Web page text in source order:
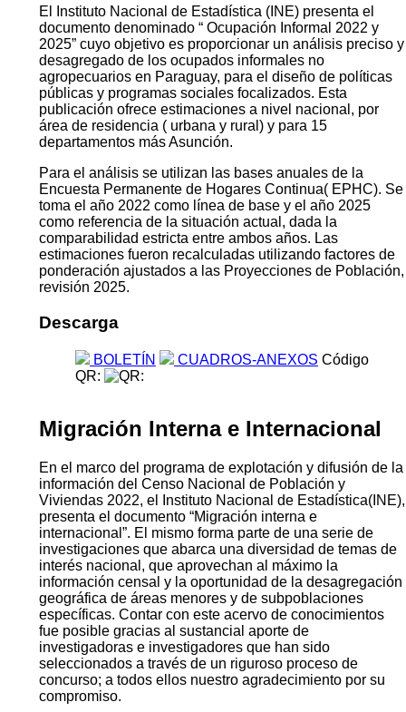
El Instituto Nacional de Estadística (INE) presenta el
documento denominado “ Ocupación Informal 2022 y
2025” cuyo objetivo es proporcionar un análisis preciso y
desagregado de los ocupados informales no
agropecuarios en Paraguay, para el diseño de políticas
públicas y programas sociales focalizados. Esta
publicación ofrece estimaciones a nivel nacional, por
área de residencia ( urbana y rural) y para 15
departamentos más Asunción.
Para el análisis se utilizan las bases anuales de la
Encuesta Permanente de Hogares Continua( EPHC). Se
toma el año 2022 como línea de base y el año 2025
como referencia de la situación actual, dada la
comparabilidad estricta entre ambos años. Las
estimaciones fueron recalculadas utilizando factores de
ponderación ajustados a las Proyecciones de Población,
revisión 2025.
Descarga
BOLETÍN CUADROS-ANEXOS Código
QR:
Migración Interna e Internacional
En el marco del programa de explotación y difusión de la
información del Censo Nacional de Población y
Viviendas 2022, el Instituto Nacional de Estadística(INE),
presenta el documento “Migración interna e
internacional”. El mismo forma parte de una serie de
investigaciones que abarca una diversidad de temas de
interés nacional, que aprovechan al máximo la
información censal y la oportunidad de la desagregación
geográfica de áreas menores y de subpoblaciones
específicas. Contar con este acervo de conocimientos
fue posible gracias al sustancial aporte de
investigadoras e investigadores que han sido
seleccionados a través de un riguroso proceso de
concurso; a todos ellos nuestro agradecimiento por su
compromiso.